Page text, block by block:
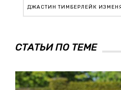
ДЖАСТИН ТИМБЕРЛЕЙК
СТАТЬИ ПО ТЕМЕ